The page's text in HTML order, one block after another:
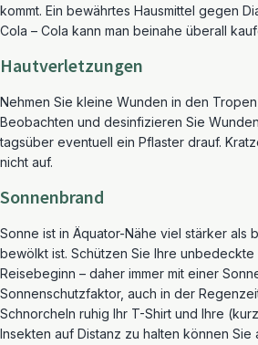
kommt. Ein bewährtes Hausmittel gegen
Cola – Cola kann man beinahe überall
Hautverletzungen
Nehmen Sie kleine Wunden in den Tropen
Beobachten und desinfizieren Sie
tagsüber eventuell ein Pflaster drauf.
nicht auf.
Sonnenbrand
Sonne ist in Äquator-Nähe viel stärker als
bewölkt ist. Schützen Sie Ihre unbedeckte
Reisebeginn – daher immer mit einer
Sonnenschutzfaktor, auch in der
Schnorcheln ruhig Ihr T-Shirt und Ihre
Insekten auf Distanz zu halten können Sie